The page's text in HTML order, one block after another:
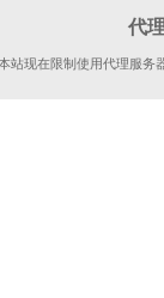
代
站现在限制使用代理服务